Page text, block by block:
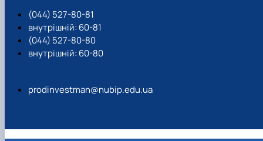
(044) 527-80-81
внутрішній: 60-81
(044) 527-80-80
внутрішній: 60-80
prodinvestman@nubip.edu.ua